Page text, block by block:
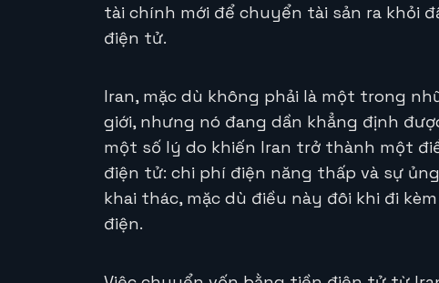
tài chính mới để chuyển tài sản ra khỏi
điện tử.
Iran, mặc dù không phải là một trong
giới, nhưng nó đang dần khẳng định
một số lý do khiến Iran trở thành một
điện tử: chi phí điện năng thấp và sự
khai thác, mặc dù điều này đôi khi đi
điện.